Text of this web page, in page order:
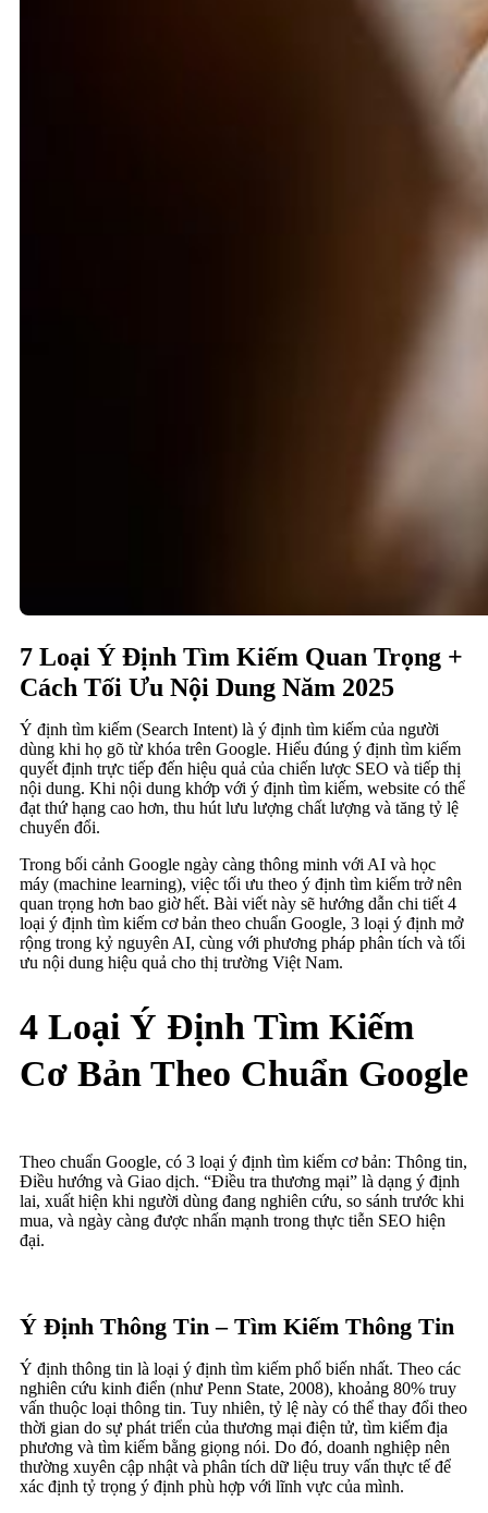
7 Loại Ý Định Tìm Kiếm Quan Trọng +
Cách Tối Ưu Nội Dung Năm 2025
Ý định tìm kiếm (Search Intent) là ý định tìm kiếm của người
dùng khi họ gõ từ khóa trên Google. Hiểu đúng ý định tìm kiếm
quyết định trực tiếp đến hiệu quả của chiến lược SEO và tiếp thị
nội dung. Khi nội dung khớp với ý định tìm kiếm, website có thể
đạt thứ hạng cao hơn, thu hút lưu lượng chất lượng và tăng tỷ lệ
chuyển đổi.
Trong bối cảnh Google ngày càng thông minh với AI và học
máy (machine learning), việc tối ưu theo ý định tìm kiếm trở nên
quan trọng hơn bao giờ hết. Bài viết này sẽ hướng dẫn chi tiết 4
loại ý định tìm kiếm cơ bản theo chuẩn Google, 3 loại ý định mở
rộng trong kỷ nguyên AI, cùng với phương pháp phân tích và tối
ưu nội dung hiệu quả cho thị trường Việt Nam.
4 Loại Ý Định Tìm Kiếm
Cơ Bản Theo Chuẩn Google
Theo chuẩn Google, có 3 loại ý định tìm kiếm cơ bản: Thông tin,
Điều hướng và Giao dịch. “Điều tra thương mại” là dạng ý định
lai, xuất hiện khi người dùng đang nghiên cứu, so sánh trước khi
mua, và ngày càng được nhấn mạnh trong thực tiễn SEO hiện
đại.
Ý Định Thông Tin – Tìm Kiếm Thông Tin
Ý định thông tin là loại ý định tìm kiếm phổ biến nhất. Theo các
nghiên cứu kinh điển (như Penn State, 2008), khoảng 80% truy
vấn thuộc loại thông tin. Tuy nhiên, tỷ lệ này có thể thay đổi theo
thời gian do sự phát triển của thương mại điện tử, tìm kiếm địa
phương và tìm kiếm bằng giọng nói. Do đó, doanh nghiệp nên
thường xuyên cập nhật và phân tích dữ liệu truy vấn thực tế để
xác định tỷ trọng ý định phù hợp với lĩnh vực của mình.